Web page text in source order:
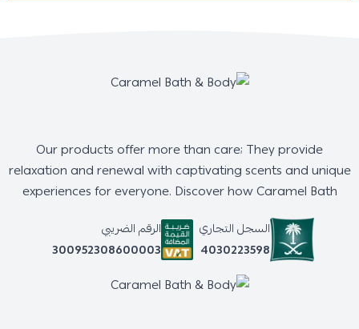
Our products offer more than care; They provide
relaxation and renewal with captivating scents and unique
experiences for everyone. Discover how Caramel Bath
السجل التجاري
4030223598
الرقم الضريبي
300952308600003